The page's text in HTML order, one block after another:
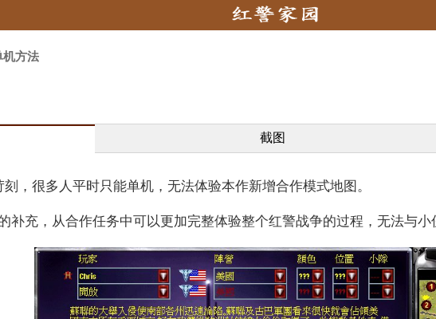
机方法
截图
很多人平时只能单机，无法体验本作新增合作模式地图。
，从合作任务中可以更加完整体验整个红警战争的过程，无法与小